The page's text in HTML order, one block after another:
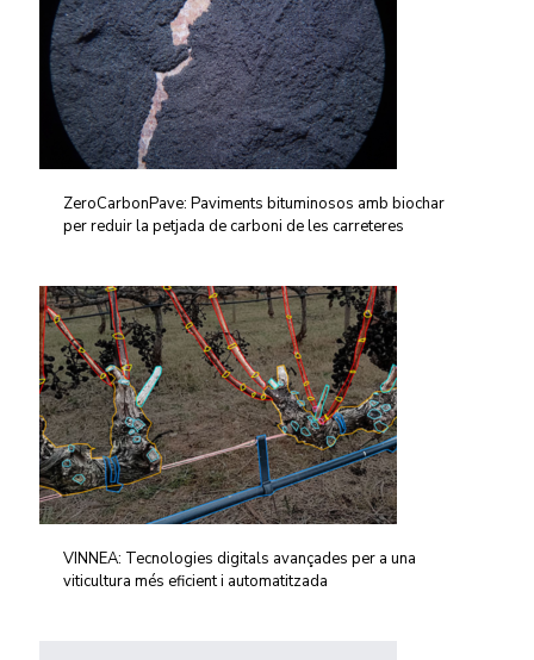
ZeroCarbonPave: Paviments bituminosos amb biochar
per reduir la petjada de carboni de les carreteres
VINNEA: Tecnologies digitals avançades per a una
viticultura més eficient i automatitzada